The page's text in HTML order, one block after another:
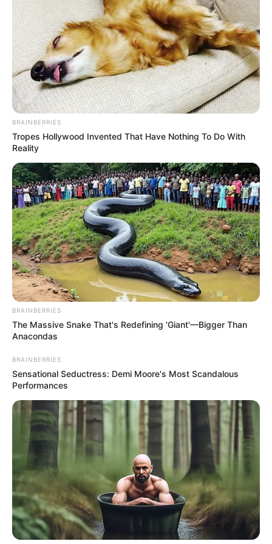
Gény.com : 2 – 12 – 8 – 16 – 10 – 15 – 13 – 14
Gazette-des-Courses : 2 – 16 – 12 – 5 – 15 – 7 – 8 – 13
Le-Parisien : 2 – 16 – 12 – 15 – 11 – 7 – 9 – 14
Républicain-Lorrain : 2 – 12 – 16 – 9 – 7 – 11 – 4 – 15
Ouest-France : 2 – 15 – 16 – 7 – 12 – 5 – 11 – 10
Paris-Courses.com : 2 – 12 – 16 – 8 – 14 – 15 – 11 – 7
Paris-Turf : 2 – 16 – 15 – 12 – 8 – 14 – 7 – 5
Paris-Courses : 2 – 12 – 5 – 16 – 15 – 14 – 9 – 8
Paris-Turf-TIP : 2 – 16 – 15 – 12 – 11 – 7 – 5 – 9
Paris-turf.com : 2 – 16 – 15 – 12 – 8 – 14 – 7 – 5
Pronos-START : 2 – 10 – 12 – 8 – 16 – 15 – 13 – 14
BRAINBERRIES
Tropes Hollywood Invented That Have Nothing To Do With
Reality
BRAINBERRIES
The Massive Snake That's Redefining 'Giant'—Bigger Than
Anacondas
BRAINBERRIES
Sensational Seductress: Demi Moore's Most Scandalous
Performances